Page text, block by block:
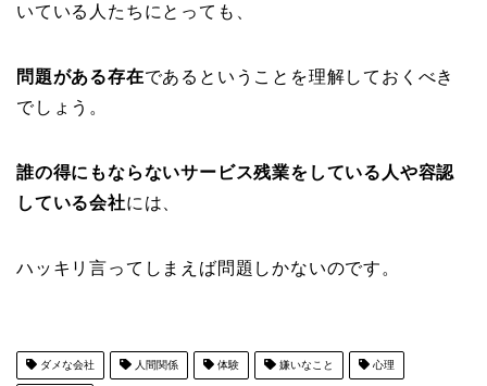
いている人たちにとっても、
問題がある存在であるということを理解しておくべき
でしょう。
誰の得にもならないサービス残業をしている人や容認
している会社には、
ハッキリ言ってしまえば問題しかないのです。
ダメな会社 人間関係 体験 嫌いなこと 心理